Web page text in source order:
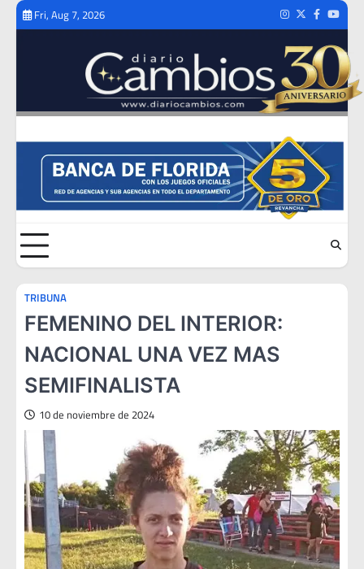
Skip
Fri, Aug 7, 2026 Instagram
TwitterFacebook
TRIBUNA
FEMENINO DEL INTERIOR:
NACIONAL UNA VEZ MAS
SEMIFINALISTA
10 de noviembre de 2024